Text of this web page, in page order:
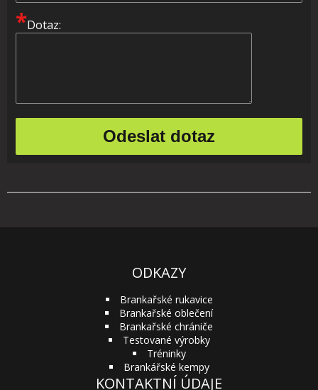
*Dotaz:
ODKAZY
Brankařské rukavice
Brankařské oblečení
Brankařské chrániče
Testované výrobky
Tréninky
Brankářské kempy
KONTAKTNÍ ÚDAJE